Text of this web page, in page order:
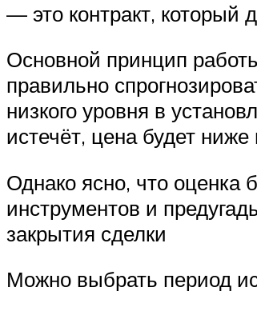
— это контракт, который
Основной принцип
правильно
низкого уровня в
истечёт, цена будет
Однако ясно, что оценка
инструментов и
закрытия сделки
Можно выбрать период